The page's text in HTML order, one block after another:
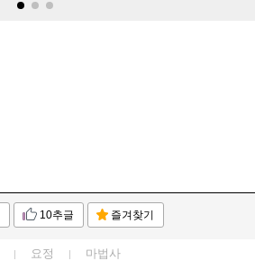
10추글 즐겨찾기
요정 마법사